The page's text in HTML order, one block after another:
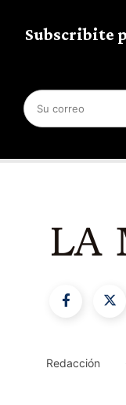
Subscribite
Redacción